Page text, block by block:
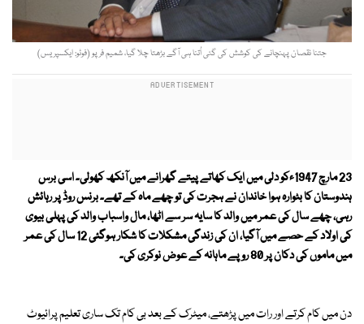
جتنا نقصان پہنچانے کی کوشش کی گئی اُتنا ہی آگے بڑھتا چلا گیا، شمیم فرپو (فوٹو: ایکسپریس)
23 مارچ 1947ءکو دلی میں ایک کھاتے پیتے گھرانے میں آنکھ کھولی۔ اسی برس
ہندوستان کا بٹوارہ ہوا خاندان نے ہجرت کی تو چھے ماہ کے تھے۔ برنس روڈ پر رہائش
رہی، چھے سال کی عمر میں والد کا سایہ سر سے اٹھا، مال واسباب والد کی پہلی بیوی
کی اولاد کے حصے میں آگیا، ان کی زندگی مشکلات کا شکار ہوگئی 12 سال کی عمر
میں ماموں کی دکان پر 80 روپے ماہانہ کے عوض نوکری کی۔
دن میں کام کرتے اور رات میں پڑھتے، میٹرک کے بعد بی کام تک ساری تعلیم پرائیوٹ